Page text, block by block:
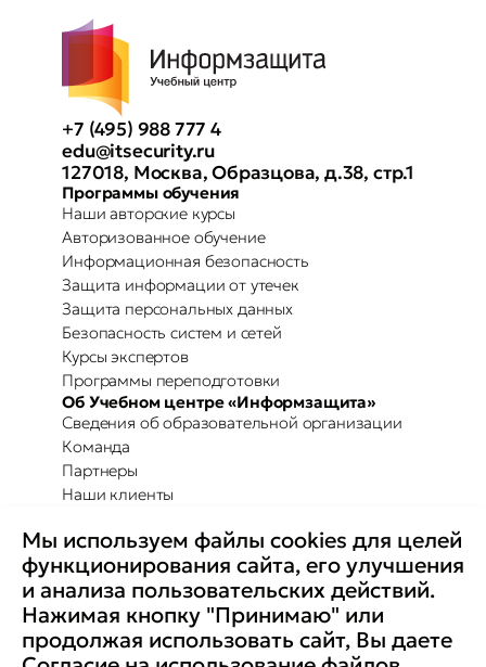
+7 (495) 988 777 4
edu@itsecurity.ru
127018, Москва, Образцова, д.38, стр.1
Программы обучения
Наши авторские курсы
Авторизованное обучение
Информационная безопасность
Защита информации от утечек
Защита персональных данных
Безопасность систем и сетей
Курсы экспертов
Программы переподготовки
Об Учебном центре «Информзащита»
Сведения об образовательной организации
Команда
Партнеры
Наши клиенты
Повышение осведомленности
Партнерство с Secure-T
Преимущества для бизнеса
Комплексные программы
Контакты
Медиа
Вакансии
Мы используем файлы cookies для целей
функционирования сайта, его улучшения
и анализа пользовательских действий.
Нажимая кнопку "Принимаю" или
продолжая использовать сайт, Вы даете